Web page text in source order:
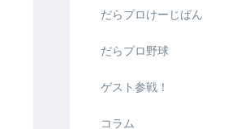
だらプロけーじばん
だらプロ野球
ゲスト参戦！
コラム